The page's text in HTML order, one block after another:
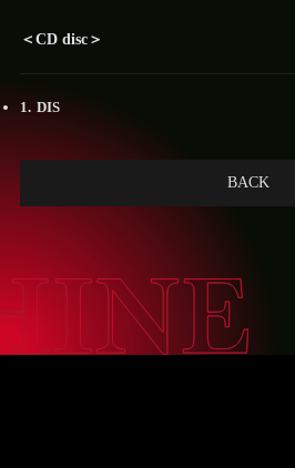
＜CD disc＞
DIS
BACK